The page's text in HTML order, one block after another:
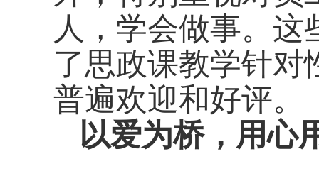
人，学会做事。
了思政课教学针对
普遍欢迎和好评。
以爱为桥，用心